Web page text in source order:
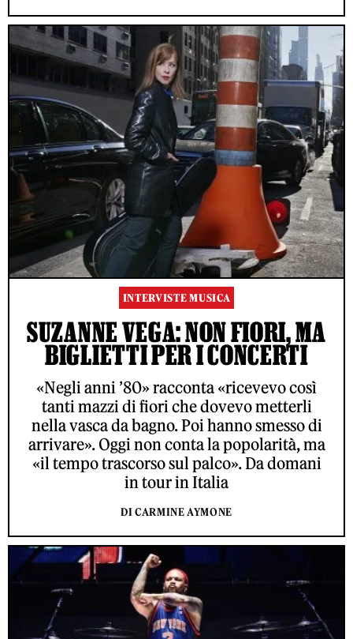
INTERVISTE MUSICA
SUZANNE VEGA: NON FIORI, MA
BIGLIETTI PER I CONCERTI
«Negli anni ’80» racconta «ricevevo così
tanti mazzi di fiori che dovevo metterli
nella vasca da bagno. Poi hanno smesso di
arrivare». Oggi non conta la popolarità, ma
«il tempo trascorso sul palco». Da domani
in tour in Italia
DI CARMINE AYMONE